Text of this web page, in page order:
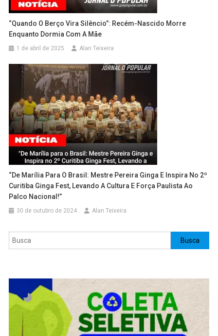
“Quando O Berço Vira Silêncio”: Recém-Nascido Morre
Enquanto Dormia Com A Mãe
1 de abril de 2025 Alan Teixeira
“De Marília Para O Brasil: Mestre Pereira Ginga E Inspira No 2º
Curitiba Ginga Fest, Levando A Cultura E Força Paulista Ao
Palco Nacional!”
30 de outubro de 2024 Alan Teixeira
Pesquisar Busca